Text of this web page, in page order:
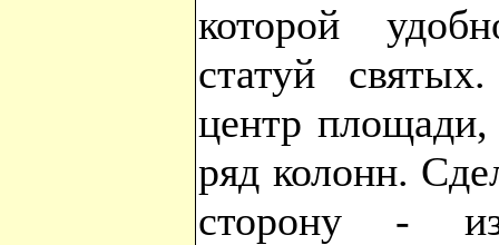
которой
статуй
центр
ряд колонн.
сторону -